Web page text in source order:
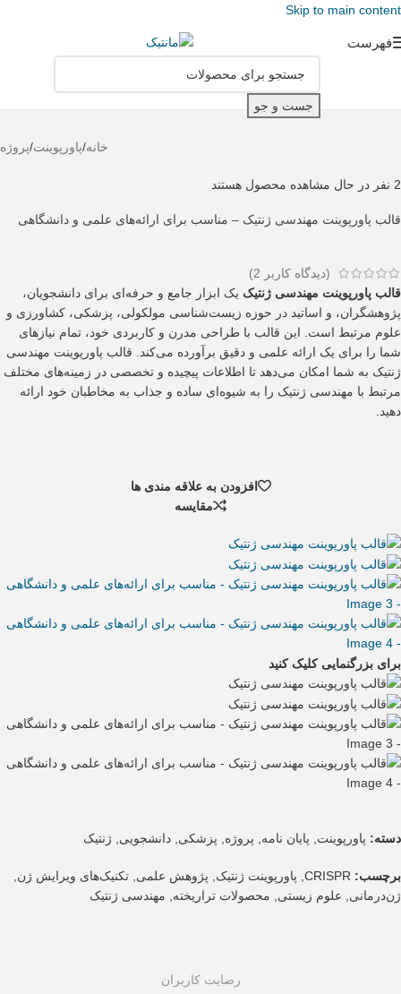
Skip to main content
فهرست
جست و جو
خانه/پاورپوینت/پروژه
2 نفر در حال مشاهده محصول هستند
قالب پاورپوینت مهندسی ژنتیک – مناسب برای ارائه‌های علمی و دانشگاهی
(دیدگاه کاربر 2
)
قالب پاورپوینت مهندسی ژنتیک یک ابزار جامع و حرفه‌ای برای دانشجویان،
پژوهشگران، و اساتید در حوزه زیست‌شناسی مولکولی، پزشکی، کشاورزی و
علوم مرتبط است. این قالب با طراحی مدرن و کاربردی خود، تمام نیازهای
شما را برای یک ارائه علمی و دقیق برآورده می‌کند. قالب پاورپوینت مهندسی
ژنتیک به شما امکان می‌دهد تا اطلاعات پیچیده و تخصصی در زمینه‌های مختلف
مرتبط با مهندسی ژنتیک را به شیوه‌ای ساده و جذاب به مخاطبان خود ارائه
دهید.
افزودن به علاقه مندی ها
مقایسه
برای بزرگنمایی کلیک کنید
دسته: پاورپوینت, پایان نامه, پروژه, پزشکی, دانشجویی, ژنتیک
برچسب: CRISPR
, پاورپوینت ژنتیک, پژوهش علمی, تکنیک‌های ویرایش ژن,
ژن‌درمانی, علوم زیستی, محصولات تراریخته, مهندسی ژنتیک
رضایت کاربران